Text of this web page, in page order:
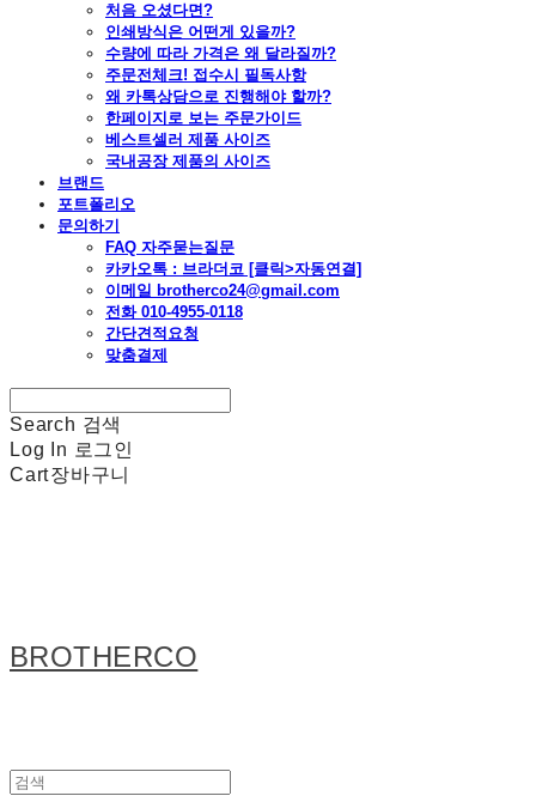
처음 오셨다면?
인쇄방식은 어떤게 있을까?
수량에 따라 가격은 왜 달라질까?
주문전체크! 접수시 필독사항
왜 카톡상담으로 진행해야 할까?
한페이지로 보는 주문가이드
베스트셀러 제품 사이즈
국내공장 제품의 사이즈
브랜드
포트폴리오
문의하기
FAQ 자주묻는질문
카카오톡 : 브라더코 [클릭>자동연결]
이메일 brotherco24@gmail.com
전화 010-4955-0118
간단견적요청
맞춤결제
Search 검색
Log In 로그인
Cart장바구니
BROTHERCO